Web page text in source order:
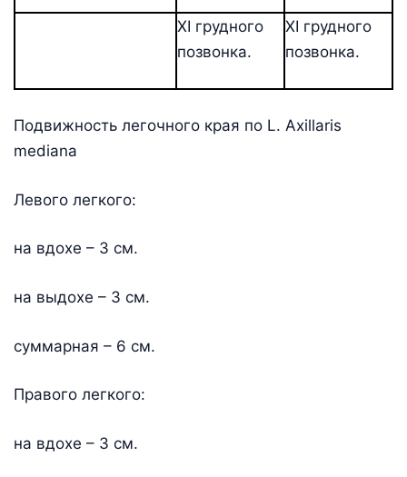
XI грудного
позвонка.
XI грудного
позвонка.
Подвижность легочного края по L. Axillaris
mediana
Левого легкого:
на вдохе – 3 см.
на выдохе – 3 см.
суммарная – 6 см.
Правого легкого:
на вдохе – 3 см.